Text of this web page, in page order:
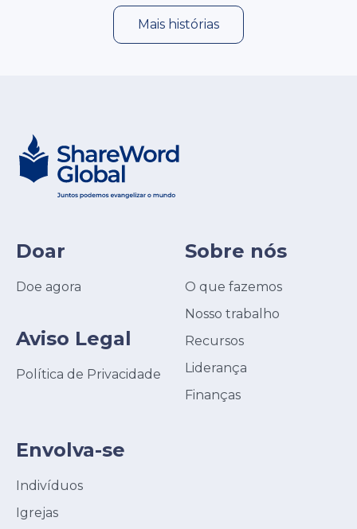
Mais histórias
Doar
Doe agora
Aviso Legal
Política de Privacidade
Sobre nós
O que fazemos
Nosso trabalho
Recursos
Liderança
Finanças
Envolva-se
Indivíduos
Igrejas